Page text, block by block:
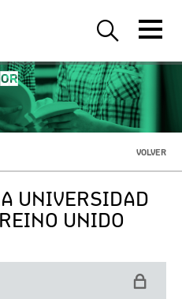
VOLVER
UNIVERSIDAD
UNIDO